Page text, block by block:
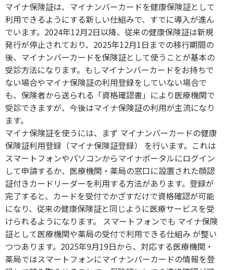
マイナ保険証は、マイナンバーカードを健康保険証として
利用できるようにする新しい仕組みで、すでに導入が進ん
でいます。2024年12月2日以降、従来の健康保険証は新規
発行が停止されており、2025年12月1日までの移行期間の
後、マイナンバーカードを保険証として使うことが基本の
受診方法になります。もしマイナンバーカードをお持ちで
ない場合やマイナ保険証の利用登録をしていない場合で
も、保険者から送られる「資格確認書」により医療機関で
受診できますが、今後はマイナ保険証の利用が主流になり
ます。
マイナ保険証を使うには、まず マイナンバーカードの健康
保険証利用登録（マイナ保険証登録） を行います。これは
スマートフォンやパソコンからマイナポータルにログイン
して申請するか、医療機関・薬局の窓口に設置された顔認
証付きカードリーダーを利用する方法があります。登録が
完了すると、カードを受付でかざすだけで資格確認が可能
になり、従来の健康保険証と同じように医療サービスを受
けられるようになります。 スマートフォンでも マイナ保険
証として医療機関や薬局の受付で利用できる仕組み が整い
つつあります。2025年9月19日から、対応する医療機関・
薬局ではスマートフォンにマイナンバーカードの情報を登